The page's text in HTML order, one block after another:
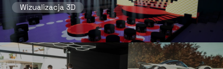
Wizualizacja 3D